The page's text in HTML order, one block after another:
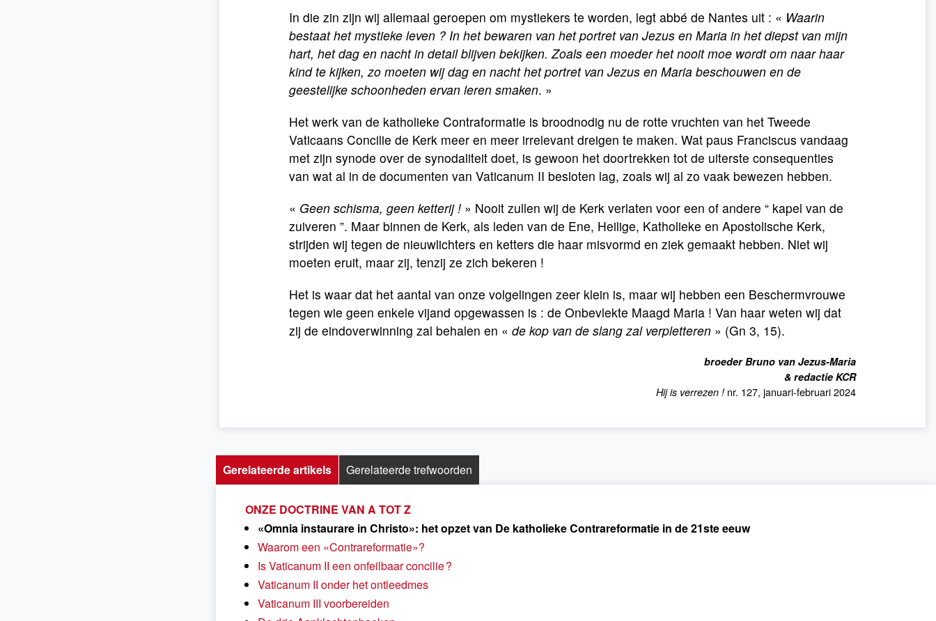
In die zin zijn wij allemaal geroepen om mystiekers te worden, legt abbé de Nantes uit : « Waarin
bestaat het mystieke leven ? In het bewaren van het portret van Jezus en Maria in het diepst van mijn
hart, het dag en nacht in detail blijven bekijken. Zoals een moeder het nooit moe wordt om naar haar
kind te kijken, zo moeten wij dag en nacht het portret van Jezus en Maria beschouwen en de
geestelijke schoonheden ervan leren smaken. »
Het werk van de katholieke Contraformatie is broodnodig nu de rotte vruchten van het Tweede
Vaticaans Concilie de Kerk meer en meer irrelevant dreigen te maken. Wat paus Franciscus vandaag
met zijn synode over de synodaliteit doet, is gewoon het doortrekken tot de uiterste consequenties
van wat al in de documenten van Vaticanum II besloten lag, zoals wij al zo vaak bewezen hebben.
« Geen schisma, geen ketterij ! » Nooit zullen wij de Kerk verlaten voor een of andere “ kapel van de
zuiveren ”. Maar binnen de Kerk, als leden van de Ene, Heilige, Katholieke en Apostolische Kerk,
strijden wij tegen de nieuwlichters en ketters die haar misvormd en ziek gemaakt hebben. Niet wij
moeten eruit, maar zij, tenzij ze zich bekeren !
Het is waar dat het aantal van onze volgelingen zeer klein is, maar wij hebben een Beschermvrouwe
tegen wie geen enkele vijand opgewassen is : de Onbevlekte Maagd Maria ! Van haar weten wij dat
zij de eindoverwinning zal behalen en « de kop van de slang zal verpletteren » (Gn 3, 15).
broeder Bruno van Jezus-Maria
& redactie KCR
Hij is verrezen ! nr. 127, januari-februari 2024
Gerelateerde artikels
ONZE DOCTRINE VAN A TOT Z
«Omnia instaurare in Christo»: het opzet van De katholieke Contrareformatie in de 21ste eeuw
Waarom een «Contrareformatie»?
Is Vaticanum II een onfeilbaar concilie ?
Vaticanum II onder het ontleedmes
Vaticanum III voorbereiden
Gerelateerde trefwoorden